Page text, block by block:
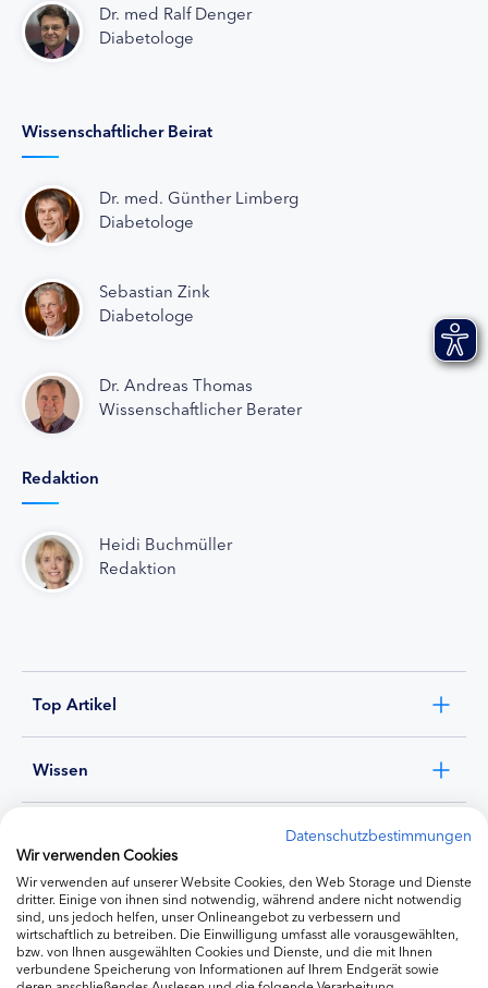
Dr. med Ralf Denger
Diabetologe
Wissenschaftlicher Beirat
Dr. med. Günther Limberg
Diabetologe
Sebastian Zink
Diabetologe
Dr. Andreas Thomas
Wissenschaftlicher Berater
Redaktion
Heidi Buchmüller
Redaktion
Top Artikel
Wissen
Ernährung
Produkte
Datenschutzbestimmungen
Wir verwenden Cookies
Wir verwenden auf unserer Website Cookies, den Web Storage und Dienste
dritter. Einige von ihnen sind notwendig, während andere nicht notwendig
sind, uns jedoch helfen, unser Onlineangebot zu verbessern und
wirtschaftlich zu betreiben. Die Einwilligung umfasst alle vorausgewählten,
bzw. von Ihnen ausgewählten Cookies und Dienste, und die mit Ihnen
verbundene Speicherung von Informationen auf Ihrem Endgerät sowie